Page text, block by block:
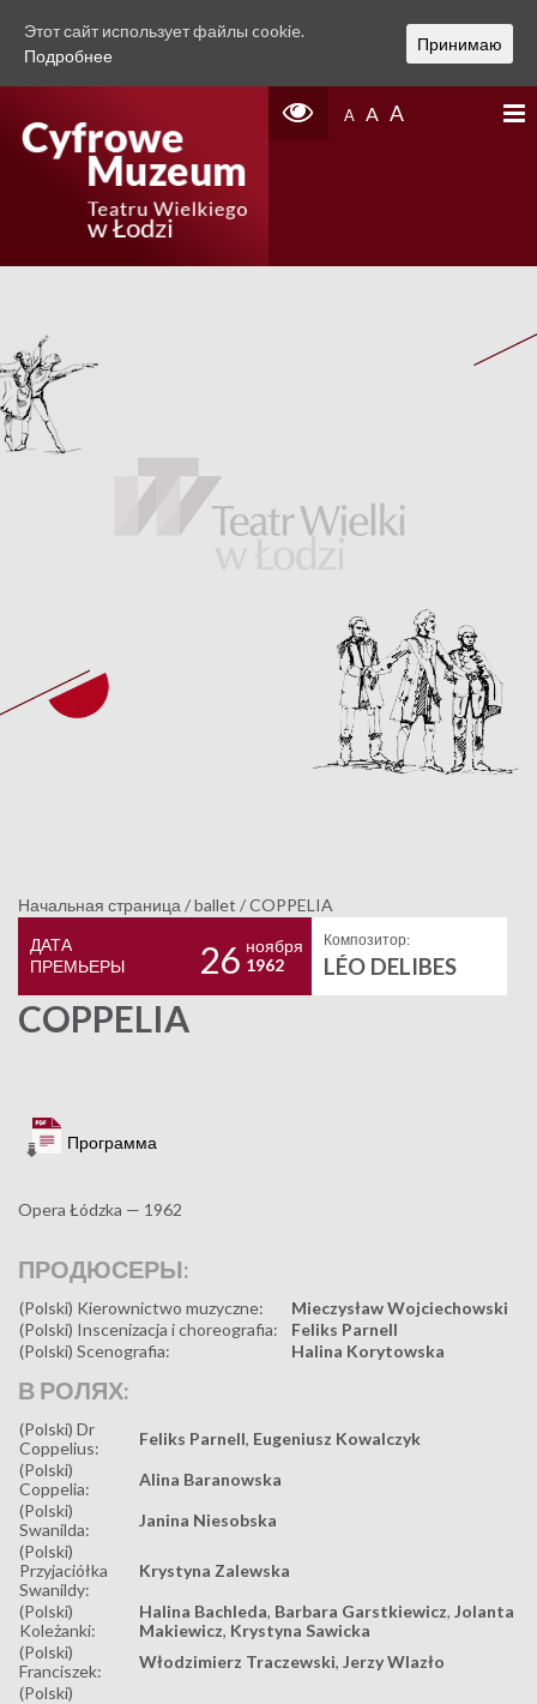
A A A
Начальная страница /ballet /COPPELIA
ДАТА
ПРЕМЬЕРЫ
26 ноября
1962
Композитор:
LÉO DELIBES
COPPELIA
Программа
Opera Łódzka — 1962
ПРОДЮСЕРЫ:
(Polski) Kierownictwo muzyczne:
Mieczysław Wojciechowski
(Polski) Inscenizacja i choreografia:
Feliks Parnell
(Polski) Scenografia:
Halina Korytowska
В РОЛЯХ:
(Polski) Dr
Coppelius:
Feliks Parnell, Eugeniusz Kowalczyk
(Polski)
Coppelia:
Alina Baranowska
(Polski)
Swanilda:
Janina Niesobska
(Polski)
Przyjaciółka
Swanildy:
Krystyna Zalewska
(Polski)
Koleżanki:
Halina Bachleda, Barbara Garstkiewicz, Jolanta
Makiewicz, Krystyna Sawicka
(Polski)
Franciszek:
Włodzimierz Traczewski, Jerzy Wlazło
(Polski)
Этот сайт использует файлы cookie.
Подробнее
Принимаю